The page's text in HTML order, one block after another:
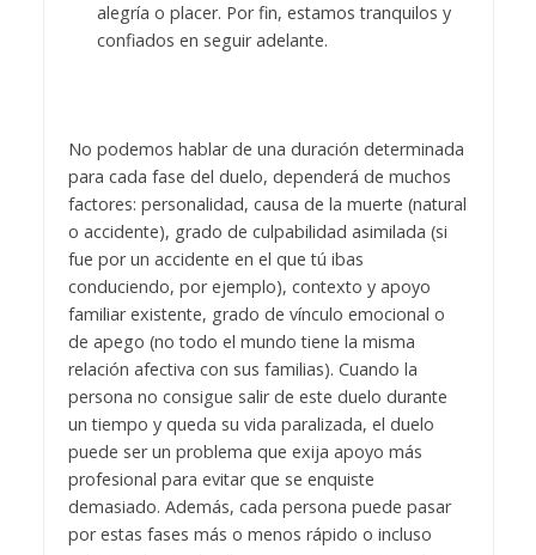
alegría o placer. Por fin, estamos tranquilos y
confiados en seguir adelante.
No podemos hablar de una duración determinada
para cada fase del duelo, dependerá de muchos
factores: personalidad, causa de la muerte (natural
o accidente), grado de culpabilidad asimilada (si
fue por un accidente en el que tú ibas
conduciendo, por ejemplo), contexto y apoyo
familiar existente, grado de vínculo emocional o
de apego (no todo el mundo tiene la misma
relación afectiva con sus familias). Cuando la
persona no consigue salir de este duelo durante
un tiempo y queda su vida paralizada, el duelo
puede ser un problema que exija apoyo más
profesional para evitar que se enquiste
demasiado. Además, cada persona puede pasar
por estas fases más o menos rápido o incluso